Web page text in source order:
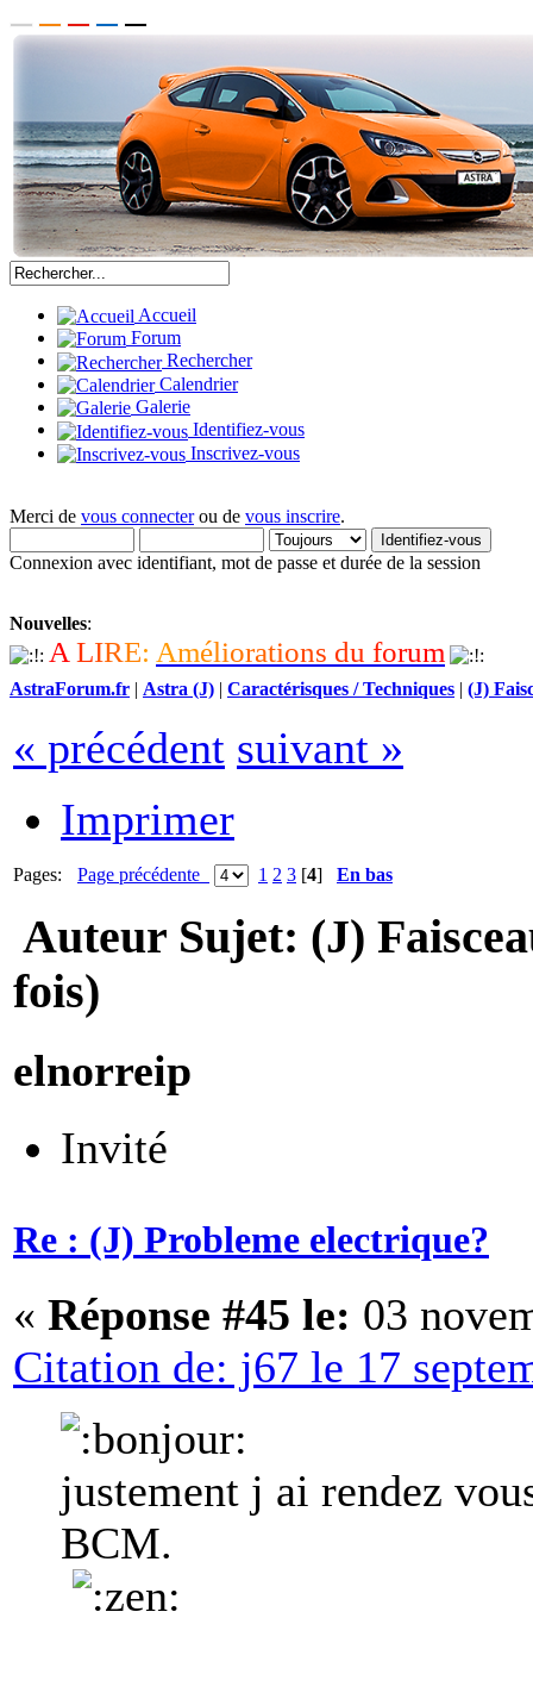
Accueil
Forum
Rechercher
Calendrier
Galerie
Identifiez-vous
Inscrivez-vous
Merci de vous connecterou de vous inscrire.
Connexion avec identifiant, mot de passe et durée de la session
Nouvelles:
A LIRE: Améliorations du forum
AstraForum.fr | Astra (J) | Caractérisques / Techniques | (J)
« précédent suivant »
Imprimer
Pages: Page précédente 1 2 3 [4] En bas
Auteur Sujet: (J)
fois)
elnorreip
Invité
Re : (J) Probleme electrique?
« Réponse #45 le: 03
Citation de: j67 le 17
justement j ai rendez
BCM.